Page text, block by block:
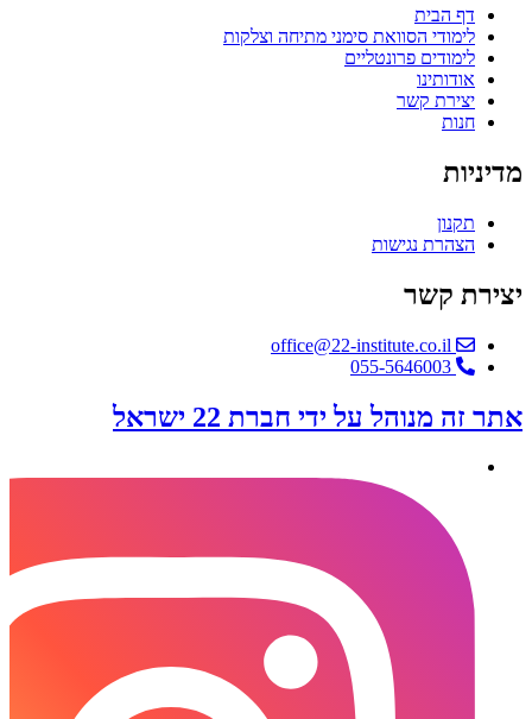
דף הבית
לימודי הסוואת סימני מתיחה וצלקות
לימודים פרונטליים
אודותינו
יצירת קשר
חנות
מדיניות
תקנון
הצהרת נגישות
יצירת קשר
office@22-institute.co.il
‎055-5646003
אתר זה מנוהל על ידי חברת 22 ישראל